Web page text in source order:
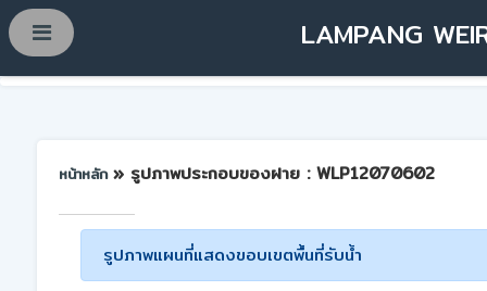
LAMPANG
หน้าหลัก » รูปภาพประกอบของฝาย : WLP12070602
รูปภาพแผนที่แสดงขอบเขตพื้นที่รับน้ำ